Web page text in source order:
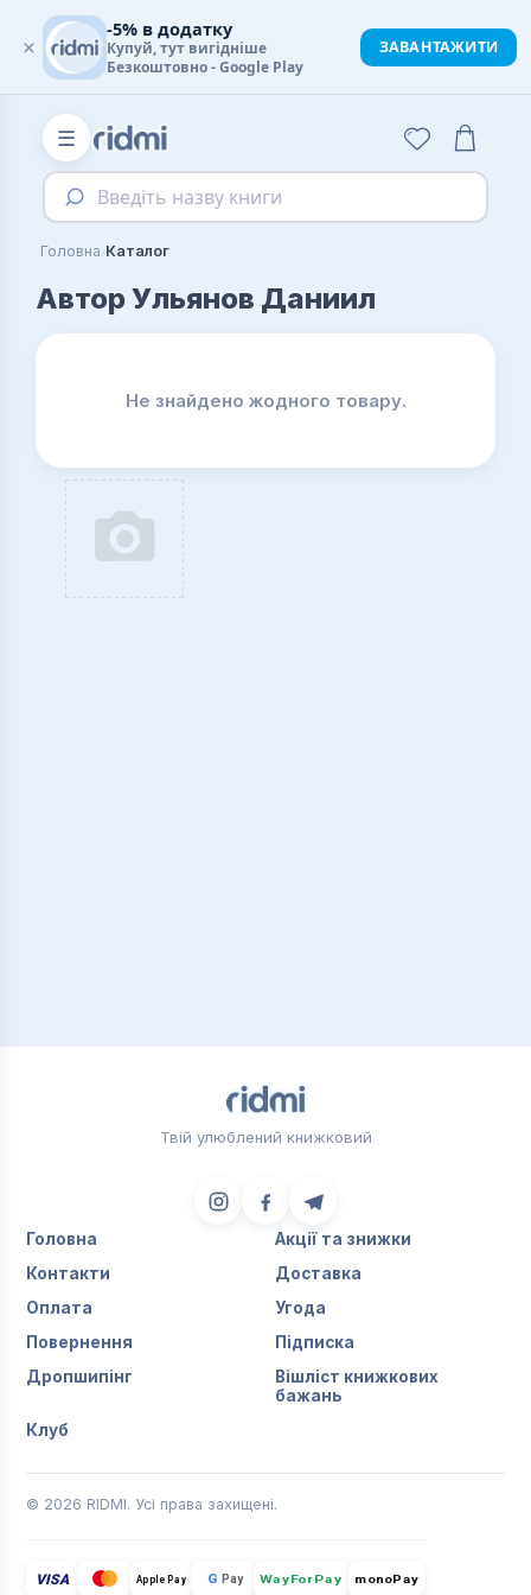
☰
Введіть назву книги
Головна›Каталог
Автор Ульянов Даниил
Не знайдено жодного товару.
Твій улюблений книжковий
Головна
Акції та знижки
Контакти
Доставка
Оплата
Угода
Повернення
Підписка
Дропшипінг
Вішліст книжкових
бажань
Клуб
© 2026 RIDMI. Усі права захищені.
VISA Apple Pay G Pay WayForPay monoPay
×
-5% в додатку
Купуй, тут вигідніше
Безкоштовно - Google Play
ЗАВАНТАЖИТИ